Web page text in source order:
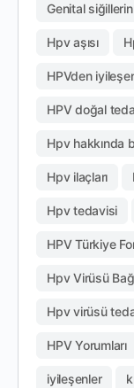
Genital
Hpv aşısı
HPVden
HPV doğal
Hpv hakkında
Hpv ilaçları
Hpv tedavisi
HPV Türkiye
Hpv Virüsü
Hpv virüsü
HPV Yorumları
iyileşenler